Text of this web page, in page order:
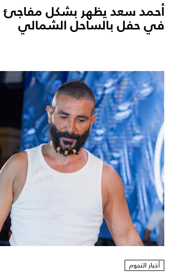
أحمد سعد يظهر بشكل مفاجئ
في حفل بالساحل الشمالي
أخبار النجوم